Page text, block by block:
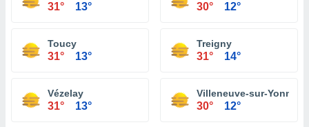
31° 13° 30° 12°
Toucy
31° 13°
Treigny
31° 14°
Vézelay
31° 13°
Villeneuve-sur-Yonne
30° 12°